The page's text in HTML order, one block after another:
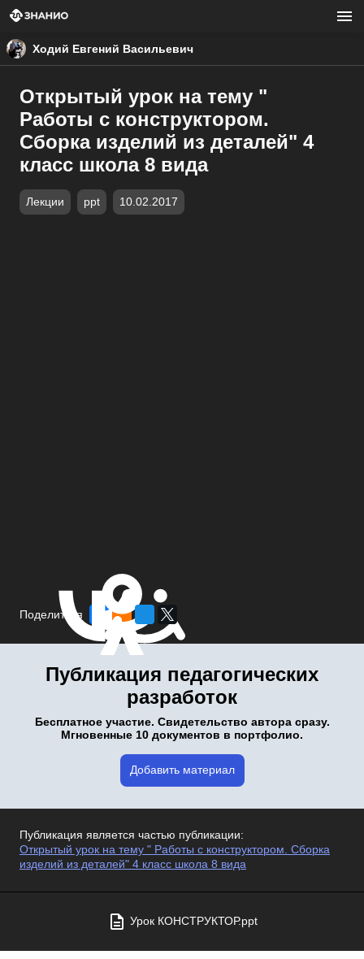
Ходий Евгений Васильевич
Открытый урок на тему "
Работы с конструктором.
Сборка изделий из деталей" 4
класс школа 8 вида
Лекции ppt 10.02.2017
Поделиться
Публикация педагогических
разработок
Бесплатное участие. Свидетельство автора сразу.
Мгновенные 10 документов в портфолио.
Добавить материал
Публикация является частью публикации:
Открытый урок на тему " Работы с конструктором. Сборка
изделий из деталей" 4 класс школа 8 вида
Урок КОНСТРУКТОР.ppt